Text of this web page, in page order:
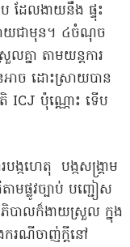
ែលងាយនឹង ផ្ទុះ
រាយជាមុន។ ៤ចំណុច
គ្នា តាមយន្តការ
ាច ដោះស្រាយបាន
តិ ICJ ប៉ុណ្ណោះ ទើប
បង្កហេតុ បង្កសង្រ្គាម
មផ្លូវច្បាប់ បញ្ជៀស
ភិបាលក៏ងាយស្រួល ក្នុង
ករណីចាញ់ក្តីនៅ